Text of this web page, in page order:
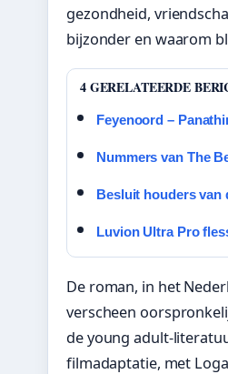
gezondheid,
bijzonder en waarom
4 GERELATEERDE
Feyenoord –
Nummers van The
Besluit houders van
Luvion Ultra Pro
De roman, in het
verscheen
de young adult-
filmadaptatie, met